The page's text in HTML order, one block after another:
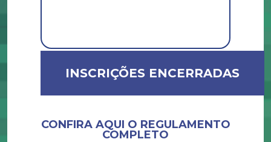
INSCRIÇÕES ENCERRADAS
CONFIRA AQUI O REGULAMENTO
COMPLETO